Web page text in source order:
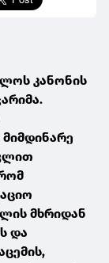
კანონის
მხრიდან
და